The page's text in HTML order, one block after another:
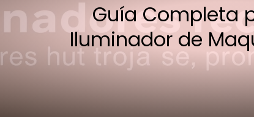
Guía Completa
Iluminador de